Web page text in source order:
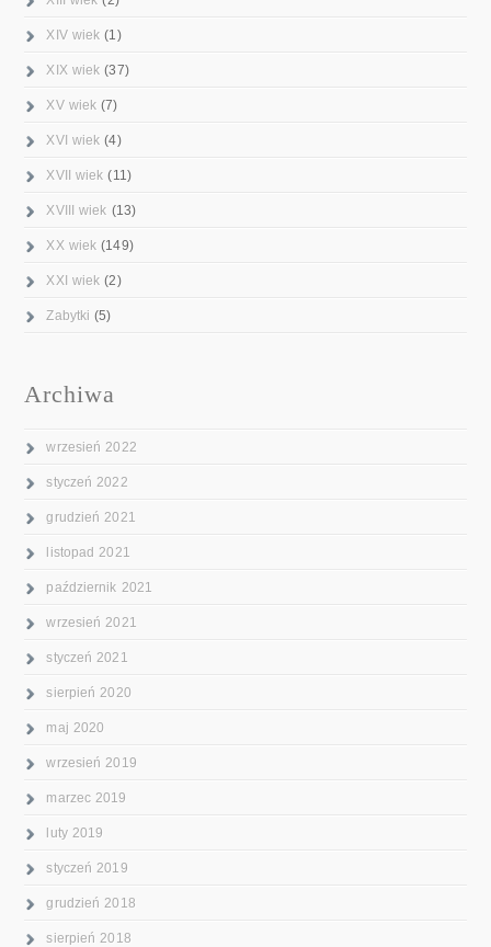
XIV wiek (1)
XIX wiek (37)
XV wiek (7)
XVI wiek (4)
XVII wiek (11)
XVIII wiek (13)
XX wiek (149)
XXI wiek (2)
Zabytki (5)
Archiwa
wrzesień 2022
styczeń 2022
grudzień 2021
listopad 2021
październik 2021
wrzesień 2021
styczeń 2021
sierpień 2020
maj 2020
wrzesień 2019
marzec 2019
luty 2019
styczeń 2019
grudzień 2018
sierpień 2018